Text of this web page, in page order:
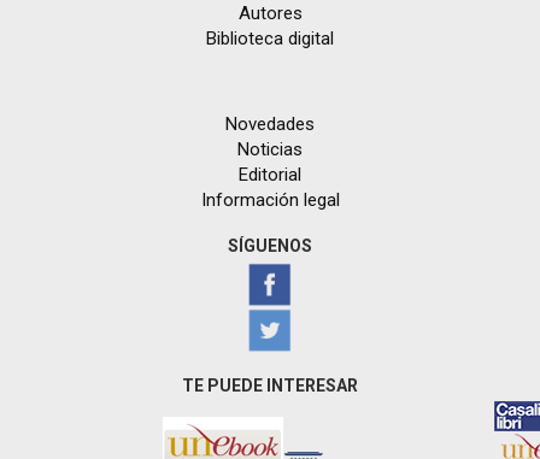
Autores
Biblioteca digital
Novedades
Noticias
Editorial
Información legal
SÍGUENOS
TE PUEDE INTERESAR